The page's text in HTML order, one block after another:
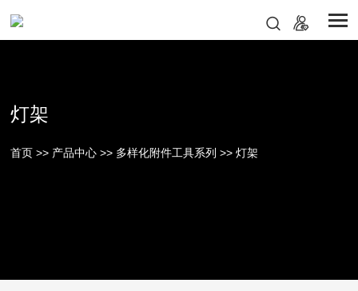
灯架
首页 >> 产品中心 >> 多样化附件工具系列 >>灯架